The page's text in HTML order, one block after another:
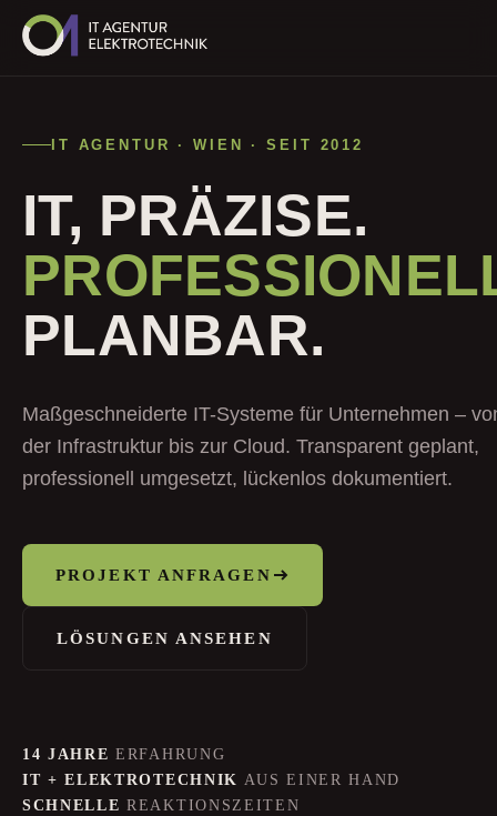
IT AGENTUR · WIEN · SEIT 2012
IT, PRÄZISE.
PLANBAR.
Maßgeschneiderte IT-Systeme für Unternehmen –
der Infrastruktur bis zur Cloud. Transparent geplant,
professionell umgesetzt, lückenlos dokumentiert.
PROJEKT ANFRAGEN
LÖSUNGEN ANSEHEN
14 JAHRE ERFAHRUNG
IT + ELEKTROTECHNIK AUS EINER HAND
SCHNELLE REAKTIONSZEITEN